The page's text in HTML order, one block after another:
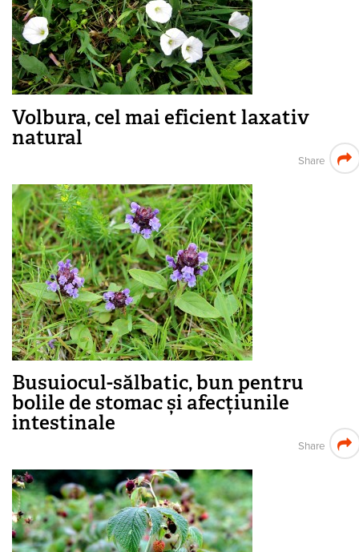
Volbura, cel mai eficient laxativ
natural
Share
Busuiocul-sălbatic, bun pentru
bolile de stomac și afecțiunile
intestinale
Share